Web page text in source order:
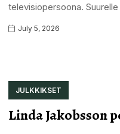
televisiopersoona.
July 5, 2026
JULKKIKSET
Linda Jakobsson